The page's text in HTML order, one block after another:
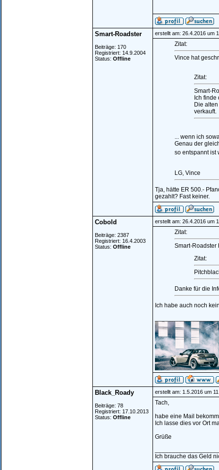
Smart-Roadster
Beiträge: 170
Registriert: 14.9.2004
Status: Offline
erstellt am: 26.4.2016 um
Zitat:
Vince hat
Zitat:
Smart-
Ich
Die
verkauft.
... wenn ich
Genau der
so entspannt ist
LG, Vince
Tja, hätte ER 500.-
gezahlt? Fast keiner.
Cobold
Beiträge: 2387
Registriert: 16.4.2003
Status: Offline
erstellt am: 26.4.2016 um
Zitat:
Smart-Roadster
Zitat:
Danke für die
Ich habe auch noch
Black_Roady
Beiträge: 78
Registriert: 17.10.2013
Status: Offline
erstellt am: 1.5.2016 um
Tach,
habe eine Mail
Ich lasse dies vor Ort
Grüße
Ich brauche das Geld